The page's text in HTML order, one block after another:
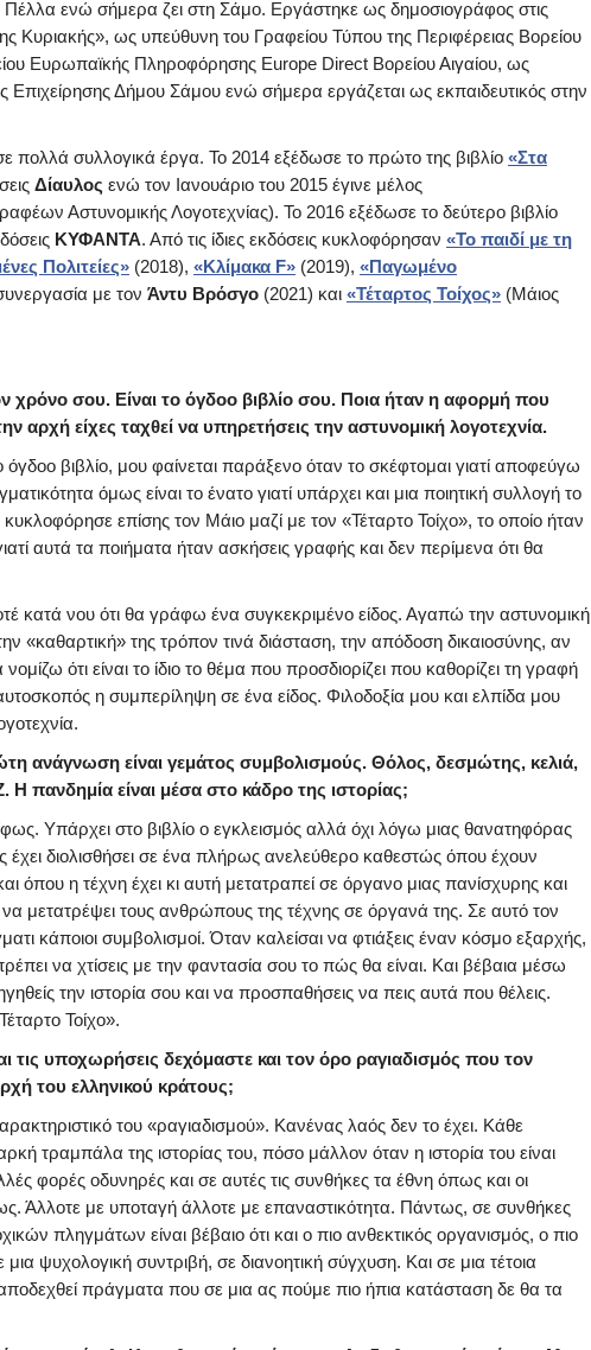
Πέλλα ενώ σήμερα ζει στη Σάμο. Εργάστηκε ως δημοσιογράφος στις
Κυριακής», ως υπεύθυνη του Γραφείου Τύπου της Περιφέρειας Βορείου
Ευρωπαϊκής Πληροφόρησης Europe Direct Βορείου Αιγαίου, ως
Επιχείρησης Δήμου Σάμου ενώ σήμερα εργάζεται ως εκπαιδευτικός στην
πολλά συλλογικά έργα. Το 2014 εξέδωσε το πρώτο της βιβλίο «Στα
Δίαυλος ενώ τον Ιανουάριο του 2015 έγινε μέλος
Αστυνομικής Λογοτεχνίας). To 2016 εξέδωσε το δεύτερο βιβλίο
ΚΥΦΑΝΤΑ. Από τις ίδιες εκδόσεις κυκλοφόρησαν «Το παιδί με τη
Πολιτείες» (2018), «Κλίμακα F» (2019), «Παγωμένο
με τον Άντυ Βρόσγο (2021) και «Τέταρτος Τοίχος» (Μάιος
χρόνο σου. Είναι το όγδοο βιβλίο σου. Ποια ήταν η αφορμή που
αρχή είχες ταχθεί να υπηρετήσεις την αστυνομική λογοτεχνία.
βιβλίο, μου φαίνεται παράξενο όταν το σκέφτομαι γιατί αποφεύγω
όμως είναι το ένατο γιατί υπάρχει και μια ποιητική συλλογή το
επίσης τον Μάιο μαζί με τον «Τέταρτο Τοίχο», το οποίο ήταν
αυτά τα ποιήματα ήταν ασκήσεις γραφής και δεν περίμενα ότι θα
κατά νου ότι θα γράφω ένα συγκεκριμένο είδος. Αγαπώ την αστυνομική
«καθαρτική» της τρόπον τινά διάσταση, την απόδοση δικαιοσύνης, αν
ότι είναι το ίδιο το θέμα που προσδιορίζει που καθορίζει τη γραφή
η συμπερίληψη σε ένα είδος. Φιλοδοξία μου και ελπίδα μου
ανάγνωση είναι γεμάτος συμβολισμούς. Θόλος, δεσμώτης, κελιά,
Η πανδημία είναι μέσα στο κάδρο της ιστορίας;
Υπάρχει στο βιβλίο ο εγκλεισμός αλλά όχι λόγω μιας θανατηφόρας
διολισθήσει σε ένα πλήρως ανελεύθερο καθεστώς όπου έχουν
όπου η τέχνη έχει κι αυτή μετατραπεί σε όργανο μιας πανίσχυρης και
μετατρέψει τους ανθρώπους της τέχνης σε όργανά της. Σε αυτό τον
κάποιοι συμβολισμοί. Όταν καλείσαι να φτιάξεις έναν κόσμο εξαρχής,
να χτίσεις με την φαντασία σου το πώς θα είναι. Και βέβαια μέσω
την ιστορία σου και να προσπαθήσεις να πεις αυτά που θέλεις.
Τοίχο».
τις υποχωρήσεις δεχόμαστε και τον όρο ραγιαδισμός που τον
του ελληνικού κράτους;
του «ραγιαδισμού». Κανένας λαός δεν το έχει. Κάθε
τραμπάλα της ιστορίας του, πόσο μάλλον όταν η ιστορία του είναι
φορές οδυνηρές και σε αυτές τις συνθήκες τα έθνη όπως και οι
Άλλοτε με υποταγή άλλοτε με επαναστικότητα. Πάντως, σε συνθήκες
πληγμάτων είναι βέβαιο ότι και ο πιο ανθεκτικός οργανισμός, ο πιο
ψυχολογική συντριβή, σε διανοητική σύγχυση. Και σε μια τέτοια
πράγματα που σε μια ας πούμε πιο ήπια κατάσταση δε θα τα